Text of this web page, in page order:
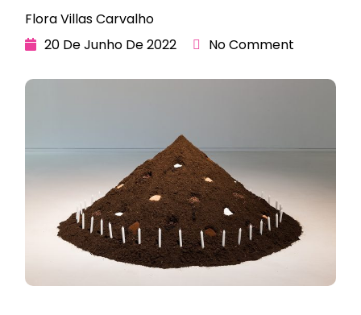
Flora Villas Carvalho
20 De Junho De 2022
No Comment